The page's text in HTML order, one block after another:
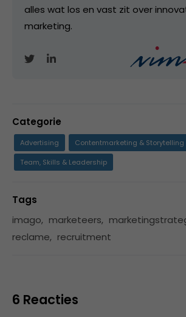
alles wat los en vast zit over
marketing.
Categorie
Advertising
Contentmarketing & Storytelling
Team, Skills & Leadership
Tags
imago, marketeers,
reclame, recruitment
6 Reacties